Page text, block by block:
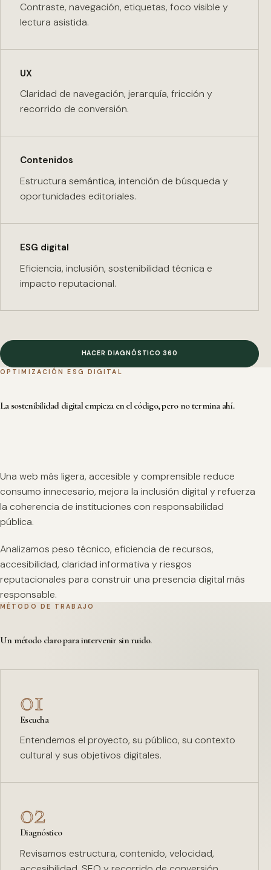
Contraste, navegación, etiquetas, foco visible y
lectura asistida.
UX
Claridad de navegación, jerarquía, fricción y
recorrido de conversión.
Contenidos
Estructura semántica, intención de búsqueda y
oportunidades editoriales.
ESG digital
Eficiencia, inclusión, sostenibilidad técnica e
impacto reputacional.
HACER DIAGNÓSTICO 360
OPTIMIZACIÓN ESG DIGITAL
La sostenibilidad digital empieza en el código, pero no termina ahí.
Una web más ligera, accesible y comprensible reduce
consumo innecesario, mejora la inclusión digital y refuerza
la coherencia de instituciones con responsabilidad
pública.
Analizamos peso técnico, eficiencia de recursos,
accesibilidad, claridad informativa y riesgos
reputacionales para construir una presencia digital más
responsable.
MÉTODO DE TRABAJO
Un método claro para intervenir sin ruido.
01
Escucha
Entendemos el proyecto, su público, su contexto
cultural y sus objetivos digitales.
02
Diagnóstico
Revisamos estructura, contenido, velocidad,